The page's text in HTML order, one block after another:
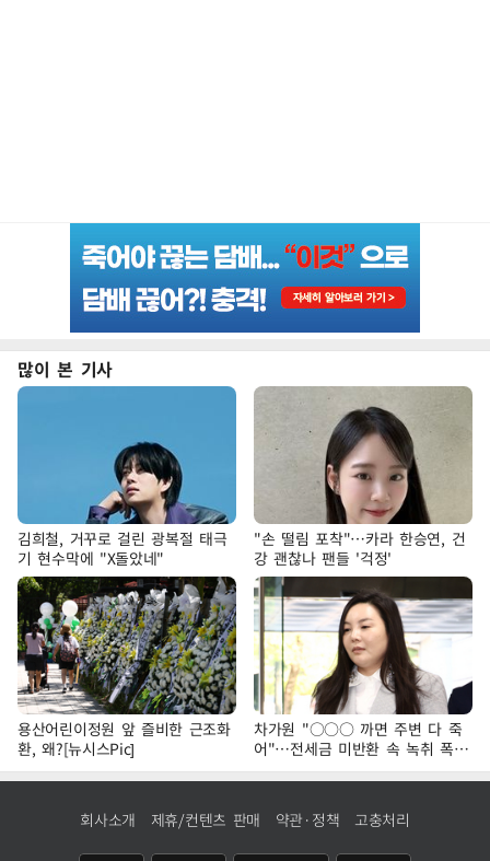
많이 본 기사
김희철, 거꾸로 걸린 광복절 태극
기 현수막에 "X돌았네"
"손 떨림 포착"…카라 한승연, 건
강 괜찮나 팬들 '걱정'
용산어린이정원 앞 즐비한 근조화
환, 왜?[뉴시스Pic]
차가원 "○○○ 까면 주변 다 죽
어"…전세금 미반환 속 녹취 폭로
파장
회사소개 제휴/컨텐츠 판매 약관·정책 고충처리